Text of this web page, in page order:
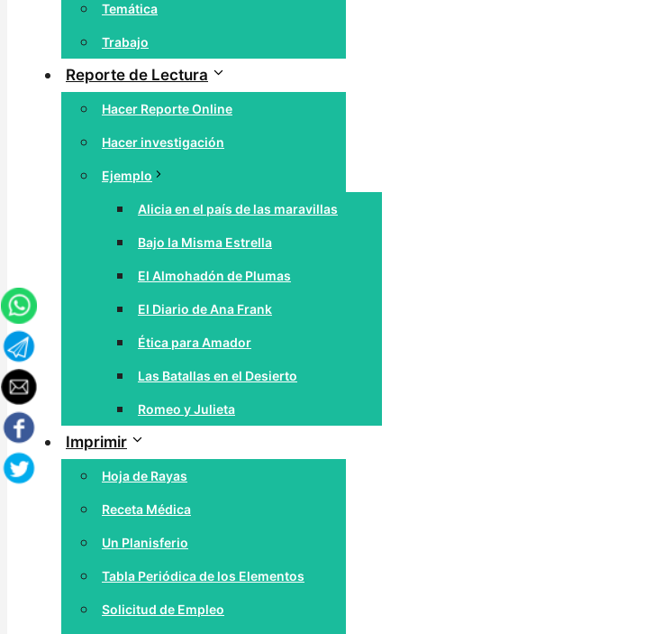
Temática
Trabajo
Reporte de Lectura
Hacer Reporte Online
Hacer investigación
Ejemplo
Alicia en el país de las maravillas
Bajo la Misma Estrella
El Almohadón de Plumas
El Diario de Ana Frank
Ética para Amador
Las Batallas en el Desierto
Romeo y Julieta
Imprimir
Hoja de Rayas
Receta Médica
Un Planisferio
Tabla Periódica de los Elementos
Solicitud de Empleo